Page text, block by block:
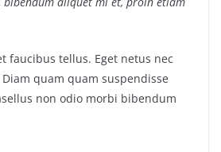
faucibus tellus. Eget netus nec
quam quam suspendisse
non odio morbi bibendum